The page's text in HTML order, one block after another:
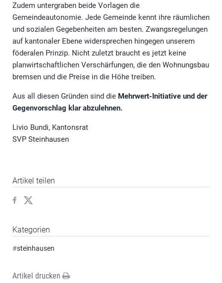
Zudem untergraben beide Vorlagen die
Gemeindeautonomie. Jede Gemeinde kennt ihre räumlichen
und sozialen Gegebenheiten am besten. Zwangsregelungen
auf kantonaler Ebene widersprechen hingegen unserem
föderalen Prinzip. Nicht zuletzt braucht es jetzt keine
planwirtschaftlichen Verschärfungen, die den Wohnungsbau
bremsen und die Preise in die Höhe treiben.
Aus all diesen Gründen sind die Mehrwert-Initiative und der
Gegenvorschlag klar abzulehnen.
Livio Bundi, Kantonsrat
SVP Steinhausen
Artikel teilen
Kategorien
#steinhausen
Artikel drucken